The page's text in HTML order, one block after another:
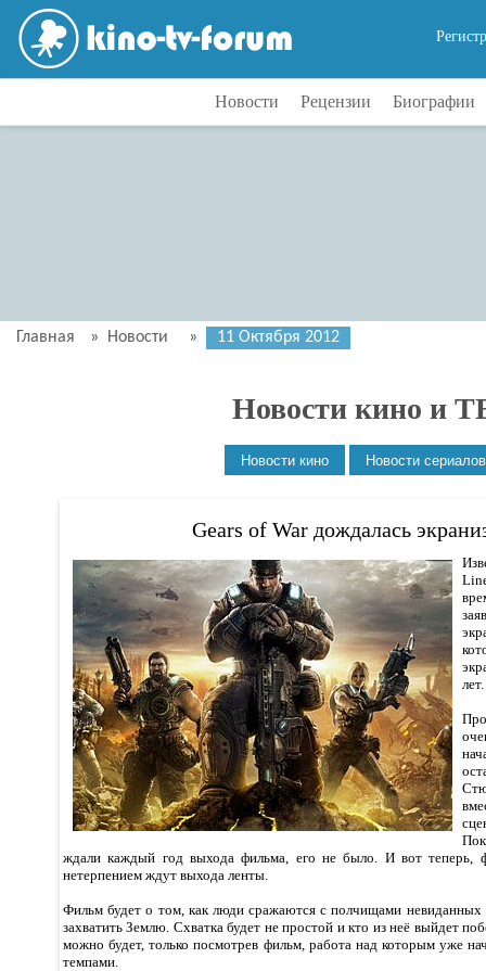
Новости Рецензии Биографии
Главная » Новости » 11 Октября 2012
Новости кино и
Gears of War дождалась
лет.
ждали каждый год выхода фильма, его не было. И вот теперь,
нетерпением ждут выхода ленты.
Фильм будет о том, как люди сражаются с полчищами
захватить Землю. Схватка будет не простой и кто из неё выйдет
можно будет, только посмотрев фильм, работа над которым уже
темпами.